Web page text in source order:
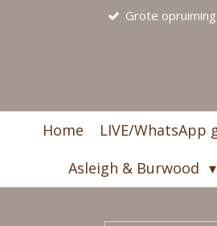
Grote
Home LIVE/WhatsApp
Asleigh & Burwood